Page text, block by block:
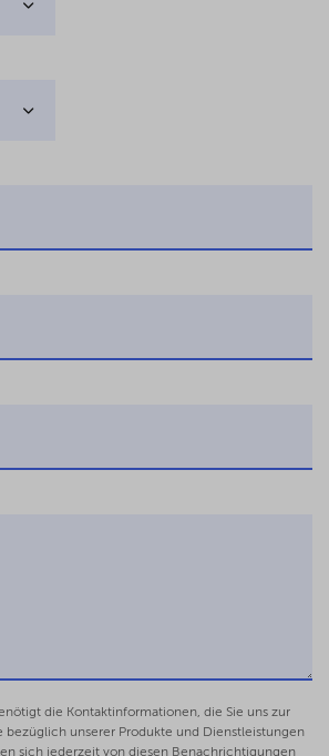
die Kontaktinformationen, die Sie uns zur
bezüglich unserer Produkte und Dienstleistungen
sich jederzeit von diesen Benachrichtigungen